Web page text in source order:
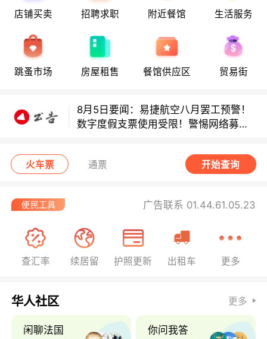
店铺买卖 招聘求职 附近餐馆 生活服务
跳蚤市场 房屋租售 餐馆供应区 贸易街
8月6日要闻：法国医学实习名额大增！
地铁8号线部分关闭！宠物店违规罚款出
8月5日要闻：易捷航空八月罢工预警！
数字度假支票使用受限！警惕网络募捐
巴黎地铁音乐家海选启动！
地铁8号线部分关闭！宠物店违规罚款出
8月5日要闻：易捷航空八月罢工预警！
数字度假支票使用受限！警惕网络募捐
骗局！
火车票 通票 开始查询
广告联系 01.44.61.05.23
查汇率 续居留 护照更新 出租车 更多
华人社区 更多
闲聊法国 你问我答